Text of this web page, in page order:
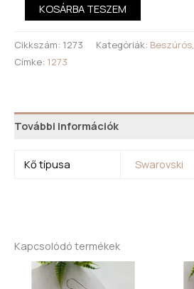
KOSÁRBA TESZEM
Cikkszám: 1273 Kategóriák: Beszúrós,
Címke: 1273
További információk
Kő típusa Swarovski
Kapcsolódó termékek